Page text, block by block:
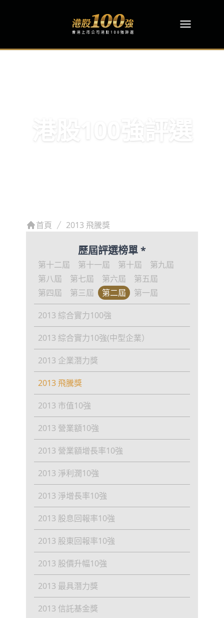
港股100強評選
首頁 2013 飛騰獎
歷屆評選榜單 *
第十二屆 第十一屆 第十屆
第九屆
第八屆
第七屆 第六屆
第五屆
第四屆
第三屆 第二屆 第一屆
2013 綜合實力100強
2013 綜合實力10強(中型企業）
2013 企業潛力獎
2013 飛騰獎
2013 市值10強
2013 營業額10強
2013 營業額增長率10強
2013 淨利潤10強
2013 淨增長率10強
2013 股息回報率10強
2013 股東回報率10強
2013 股價升幅10強
2013 最具潛力獎
2013 信託基金獎